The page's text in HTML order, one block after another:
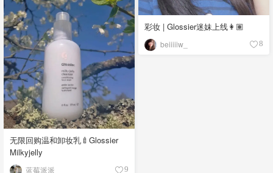
彩妆 | Glossier迷妹上线👩🏽
beiiiiiw_ 8
无限回购温和卸妆乳🍼Glossier
Milkyjelly
蓝莓派派 9